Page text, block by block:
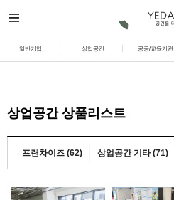
일반기업 상업공간 공공/교육기관
상업공간 상품리스트
프랜차이즈 (62) 상업공간 기타 (71)